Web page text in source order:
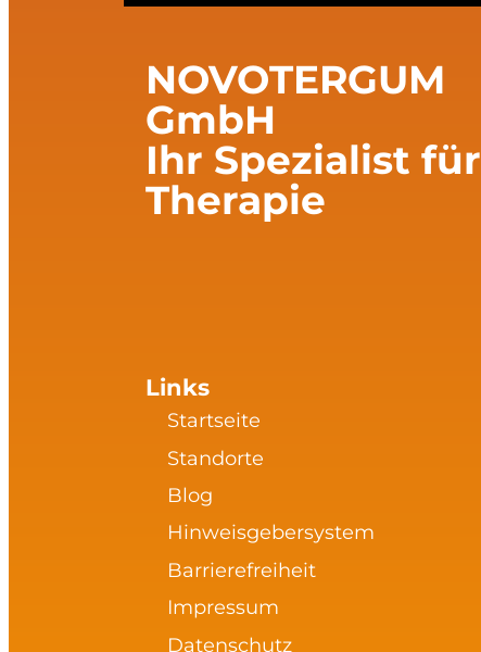
NOVOTERGUM
GmbH
Ihr Spezialist für
Therapie
Links
Startseite
Standorte
Blog
Hinweisgebersystem
Barrierefreiheit
Impressum
Datenschutz